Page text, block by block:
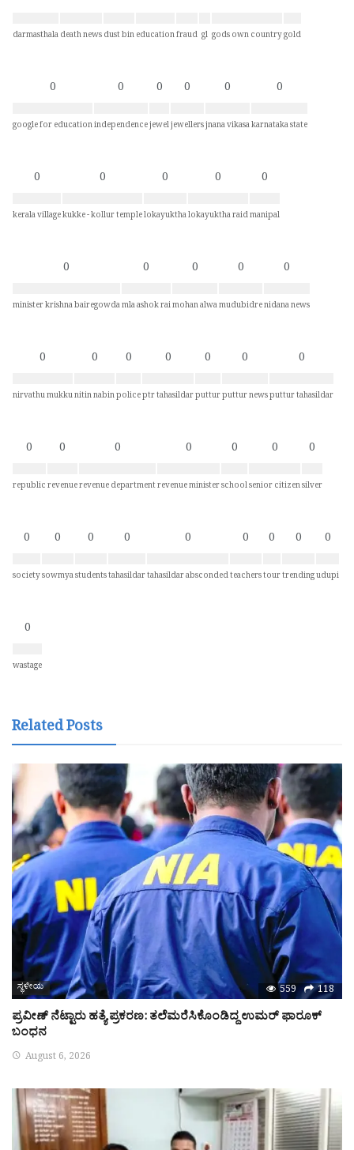
darmasthaladeath newsdust bineducationfraud gl gods own countrygold
0
google for education
0
independence
0
jewel
0
jewellers
0
jnana vikasa
0
karnataka state
0
kerala village
0
kukke - kollur temple
0
lokayuktha
0
lokayuktha raid
0
manipal
0
minister krishna bairegowda
0
mla ashok rai
0
mohan alwa
0
mudubidre
0
nidana news
0
nirvathu mukku
0
nitin nabin
0
police
0
ptr tahasildar
0
puttur
0
puttur news
0
puttur tahasildar
0
republic
0
revenue
0
revenue department
0
revenue minister
0
school
0
senior citizen
0
silver
0
society
0
sowmya
0
students
0
tahasildar
0
tahasildar absconded
0
teachers
0
tour
0
trending
0
udupi
0
wastage
Related Posts
ಸ್ಥಳೀಯ 559 118
ಪ್ರವೀಣ್‌ ನೆಟ್ಟಾರು ಹತ್ಯೆ ಪ್ರಕರಣ: ತಲೆಮರೆಸಿಕೊಂಡಿದ್ದ ಉಮರ್‌ ಫಾರೂಕ್‌
ಬಂಧನ
August 6, 2026